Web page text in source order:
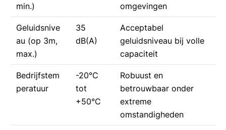
min.)
omgevingen
Geluidsnive
au (op 3m,
max.)
35
dB(A)
Acceptabel
geluidsniveau bij volle
capaciteit
Bedrijfstem
peratuur
-20°C
tot
+50°C
Robuust en
betrouwbaar onder
extreme
omstandigheden